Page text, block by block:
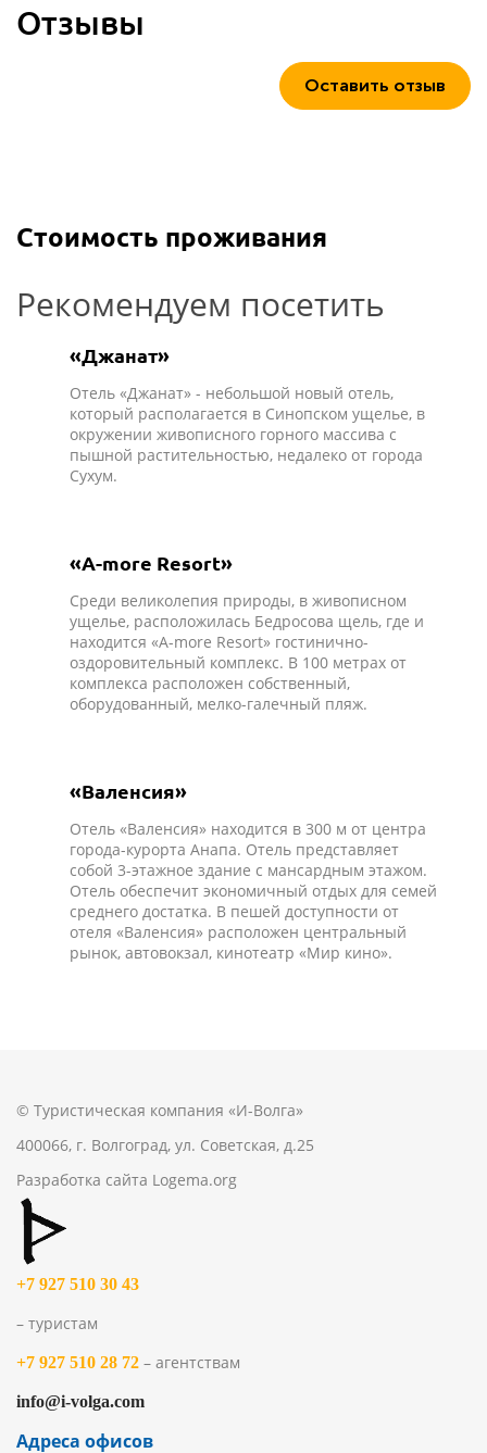
Отзывы
Оставить отзыв
Стоимость проживания
Рекомендуем посетить
«Джанат»
Отель «Джанат» - небольшой новый отель,
который располагается в Синопском ущелье, в
окружении живописного горного массива с
пышной растительностью, недалеко от города
Сухум.
«A-more Resort»
Среди великолепия природы, в живописном
ущелье, расположилась Бедросова щель, где и
находится «A-more Resort» гостинично-
оздоровительный комплекс. В 100 метрах от
комплекса расположен собственный,
оборудованный, мелко-галечный пляж.
«Валенсия»
Отель «Валенсия» находится в 300 м от центра
города-курорта Анапа. Отель представляет
собой 3-этажное здание с мансардным этажом.
Отель обеспечит экономичный отдых для семей
среднего достатка. В пешей доступности от
отеля «Валенсия» расположен центральный
рынок, автовокзал, кинотеатр «Мир кино».
© Туристическая компания «И-Волга»
400066, г. Волгоград, ул. Советская, д.25
Разработка сайта Logema.org
+7 927 510 30 43
– туристам
+7 927 510 28 72 – агентствам
info@i-volga.com
Адреса офисов